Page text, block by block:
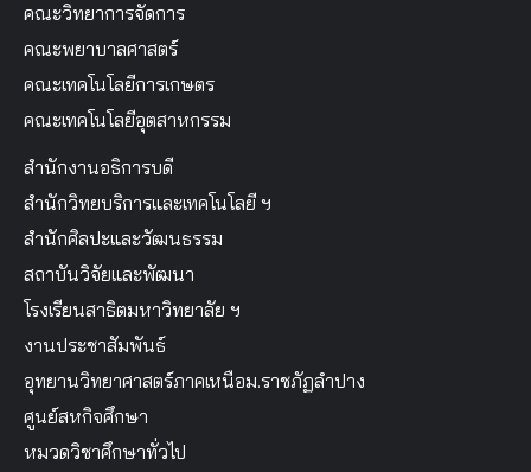
คณะวิทยาการจัดการ
คณะพยาบาลศาสตร์
คณะเทคโนโลยีการเกษตร
คณะเทคโนโลยีอุตสาหกรรม
สำนักงานอธิการบดี
สำนักวิทยบริการและเทคโนโลยี ฯ
สำนักศิลปะและวัฒนธรรม
สถาบันวิจัยและพัฒนา
โรงเรียนสาธิตมหาวิทยาลัย ฯ
งานประชาสัมพันธ์
อุทยานวิทยาศาสตร์ภาคเหนือม.ราชภัฏลำปาง
ศูนย์สหกิจศึกษา
หมวดวิชาศึกษาทั่วไป